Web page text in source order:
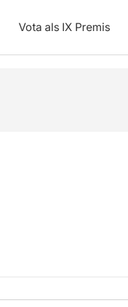
Vota als IX Premis